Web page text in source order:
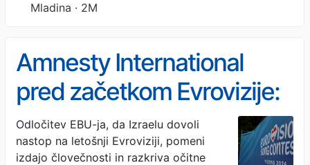
Mladina · 2M
Amnesty International
pred začetkom Evrovizije:
"Strahopetni" EBU izdal
vrednote tekmovanja
Odločitev EBU-ja, da Izraelu dovoli
nastop na letošnji Evroviziji, pomeni
izdajo človečnosti in razkriva očitne